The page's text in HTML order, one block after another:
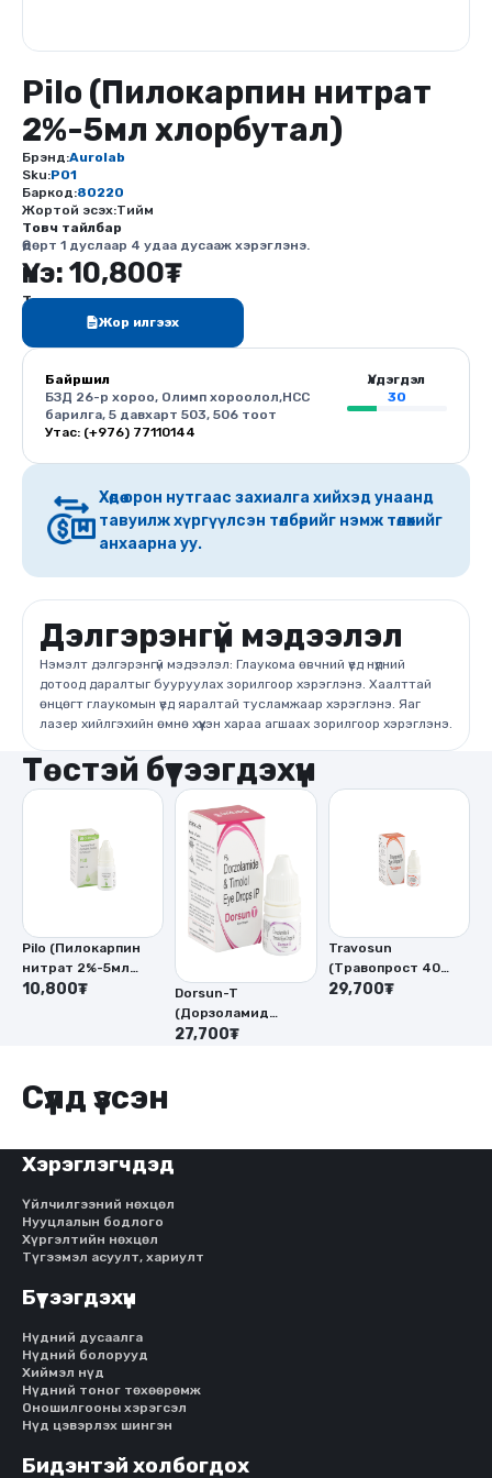
Pilo (Пилокарпин нитрат
2%-5мл хлорбутал)
Брэнд:Aurolab
Sku:P01
Баркод:80220
Жортой эсэх:Тийм
Товч тайлбар
Өдөрт 1 дуслаар 4 удаа дусааж хэрэглэнэ.
Үнэ: 10,800₮
Тоо ширхэг
Жор илгээх
Байршил
БЗД 26-р хороо, Олимп хороолол,HCC
барилга, 5 давхарт 503, 506 тоот
Утас: (+976) 77110144
Үлдэгдэл
30
Хөдөө орон нутгаас захиалга хийхэд унаанд
тавуилж хүргүүлсэн төлбөрийг нэмж төлөхийг
анхаарна уу.
Дэлгэрэнгүй мэдээлэл
Нэмэлт дэлгэрэнгүй мэдээлэл: Глаукома өвчний үед нүдний
дотоод даралтыг бууруулах зорилгоор хэрэглэнэ. Хаалттай
өнцөгт глаукомын үед яаралтай тусламжаар хэрэглэнэ. Яаг
лазер хийлгэхийн өмнө хүүхэн хараа агшаах зорилгоор хэрэглэнэ.
Төстэй бүтээгдэхүүн
Pilo (Пилокарпин
нитрат 2%-5мл
хлорбутал)
10,800₮
Dorsun-T
(Дорзоламид
гидрохлорид 2.0%
27,700₮
Travosun
(Травопрост 40
mcg -3мл)
29,700₮
Сүүлд үзсэн
Хэрэглэгчдэд
Үйлчилгээний нөхцөл
Нууцлалын бодлого
Хүргэлтийн нөхцөл
Түгээмэл асуулт, хариулт
Бүтээгдэхүүн
Нүдний дусаалга
Нүдний болорууд
Хиймэл нүд
Нүдний тоног төхөөрөмж
Оношилгооны хэрэгсэл
Нүд цэвэрлэх шингэн
Бидэнтэй холбогдох